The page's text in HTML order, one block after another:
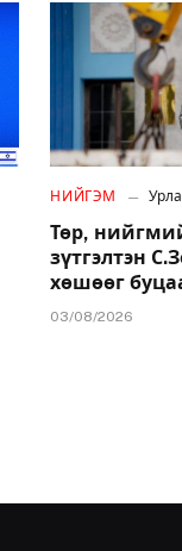
НИЙГЭМ
Төр,
зүтгэлтэн
хөшөөг
03/08/2026